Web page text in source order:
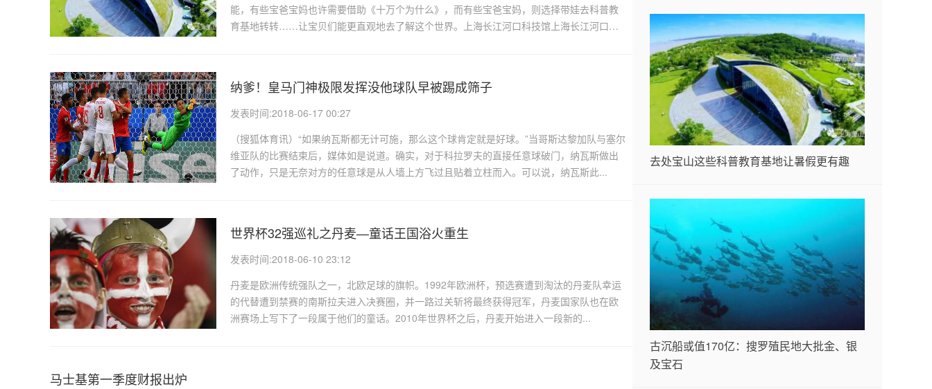
能，有些宝爸宝妈也许需要借助《十万个为什么》，而有些宝爸宝妈，则选择带娃去科普教
育基地转转……让宝贝们能更直观地去了解这个世界。上海长江河口科技馆上海长江河口
纳爹！皇马门神极限发挥没他球队早被踢成筛子
发表时间:2018-06-17 00:27
（搜狐体育讯）“如果纳瓦斯都无计可施，那么这个球肯定就是好球。”当哥斯达黎加队与塞尔
维亚队的比赛结束后，媒体如是说道。确实，对于科拉罗夫的直接任意球破门，纳瓦斯做出
了动作，只是无奈对方的任意球是从人墙上方飞过且贴着立柱而入。可以说，纳瓦斯此...
世界杯32强巡礼之丹麦—童话王国浴火重生
发表时间:2018-06-10 23:12
丹麦是欧洲传统强队之一，北欧足球的旗帜。1992年欧洲杯，预选赛遭到淘汰的丹麦队幸运
的代替遭到禁赛的南斯拉夫进入决赛圈，并一路过关斩将最终获得冠军，丹麦国家队也在欧
洲赛场上写下了一段属于他们的童话。2010年世界杯之后，丹麦开始进入一段新的...
马士基第一季度财报出炉
去处宝山这些科普教育基地让暑假更有趣
古沉船或值170亿：搜罗殖民地大批金、银
及宝石